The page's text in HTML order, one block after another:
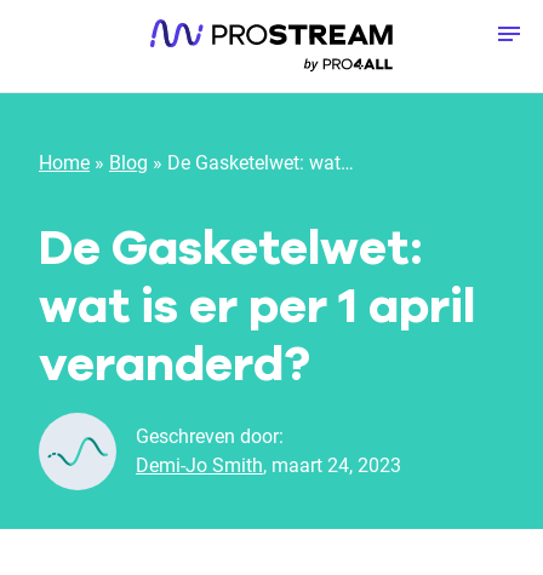
Home » Blog » De Gasketelwet: wat is er per 1 april veranderd?
De Gasketelwet:
wat is er per 1 april
veranderd?
Geschreven door:
Demi-Jo Smith, maart 24, 2023